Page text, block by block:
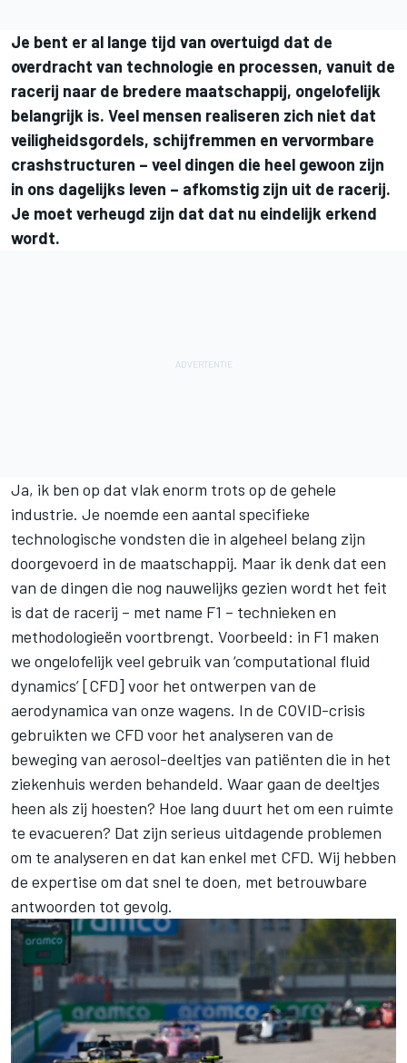
Je bent er al lange tijd van overtuigd dat de
overdracht van technologie en processen, vanuit de
racerij naar de bredere maatschappij, ongelofelijk
belangrijk is. Veel mensen realiseren zich niet dat
veiligheidsgordels, schijfremmen en vervormbare
crashstructuren – veel dingen die heel gewoon zijn
in ons dagelijks leven – afkomstig zijn uit de racerij.
Je moet verheugd zijn dat dat nu eindelijk erkend
wordt.
Ja, ik ben op dat vlak enorm trots op de gehele
industrie. Je noemde een aantal specifieke
technologische vondsten die in algeheel belang zijn
doorgevoerd in de maatschappij. Maar ik denk dat een
van de dingen die nog nauwelijks gezien wordt het feit
is dat de racerij – met name F1 – technieken en
methodologieën voortbrengt. Voorbeeld: in F1 maken
we ongelofelijk veel gebruik van ‘computational fluid
dynamics’ [CFD] voor het ontwerpen van de
aerodynamica van onze wagens. In de COVID-crisis
gebruikten we CFD voor het analyseren van de
beweging van aerosol-deeltjes van patiënten die in het
ziekenhuis werden behandeld. Waar gaan de deeltjes
heen als zij hoesten? Hoe lang duurt het om een ruimte
te evacueren? Dat zijn serieus uitdagende problemen
om te analyseren en dat kan enkel met CFD. Wij hebben
de expertise om dat snel te doen, met betrouwbare
antwoorden tot gevolg.